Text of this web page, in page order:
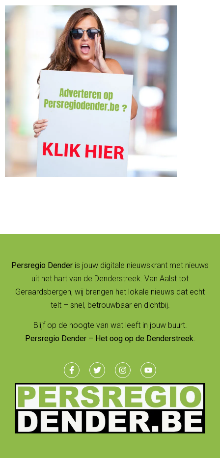
Persregio Dender is jouw digitale nieuwskrant met nieuws
uit het hart van de Denderstreek. Van Aalst tot
Geraardsbergen, wij brengen het lokale nieuws dat echt
telt – snel, betrouwbaar en dichtbij.
Blijf op de hoogte van wat leeft in jouw buurt.
Persregio Dender – Het oog op de Denderstreek.